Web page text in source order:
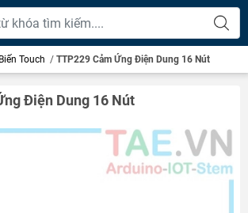
Touch / TTP229 Cảm Ứng Điện Dung 16 Nút
Điện Dung 16 Nút